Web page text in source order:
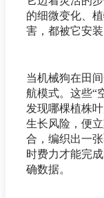
的细微变化、
害，都被它安
当机械狗在田
航模式。这些“
发现哪棵植株
生长风险，便
合，编织出一
时费力才能完
确数据。